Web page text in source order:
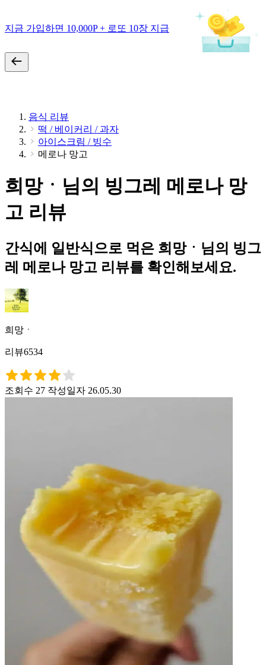
지금 가입하면 10,000P + 로또 10장 지급
음식 리뷰
떡 / 베이커리 / 과자
아이스크림 / 빙수
메로나 망고
희망ㆍ님의 빙그레 메로나 망
고 리뷰
간식에 일반식으로 먹은 희망ㆍ님의 빙그
레 메로나 망고 리뷰를 확인해보세요.
희망ㆍ
리뷰6534
조회수 27 작성일자 26.05.30